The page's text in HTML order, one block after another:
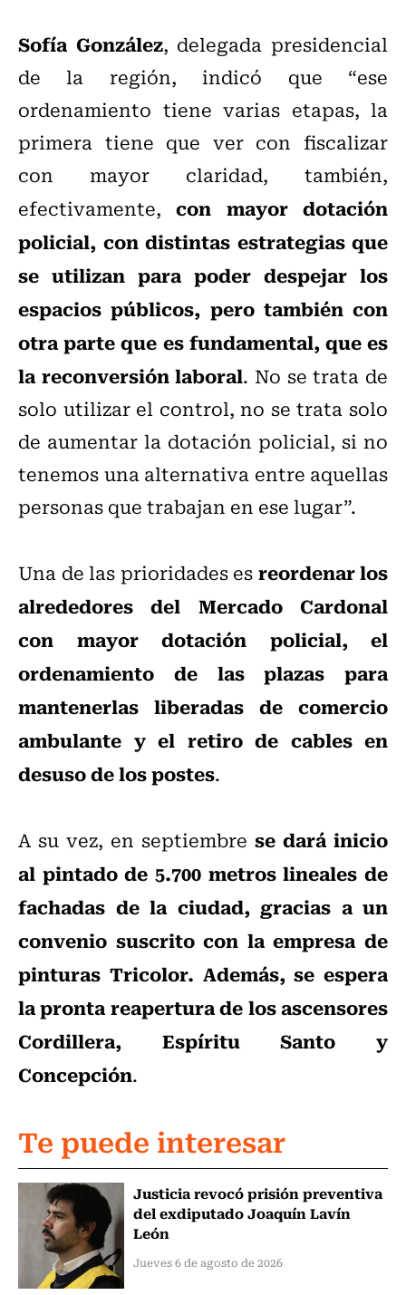
Sofía González, delegada presidencial
de la región, indicó que “ese
ordenamiento tiene varias etapas, la
primera tiene que ver con fiscalizar
con mayor claridad, también,
efectivamente,con mayor dotación
policial, con distintas estrategias que
se utilizan para poder despejar los
espacios públicos, pero también con
otra parte que es fundamental, que es
la reconversión laboral. No se trata de
solo utilizar el control, no se trata solo
de aumentar la dotación policial, si no
tenemos una alternativa entre aquellas
personas que trabajan en ese lugar”.
Una de las prioridades esreordenar los
alrededores del Mercado Cardonal
con mayor dotación policial, el
ordenamiento de las plazas para
mantenerlas liberadas de comercio
ambulante y el retiro de cables en
desuso de los postes.
A su vez, en septiembre se dará inicio
al pintado de 5.700 metros lineales de
fachadas de la ciudad, gracias a un
convenio suscrito con la empresa de
pinturas Tricolor. Además, se espera
la pronta reapertura de los ascensores
Cordillera, Espíritu Santo y
Concepción.
Te puede interesar
Justicia revocó prisión preventiva
del exdiputado Joaquín Lavín
León
Jueves 6 de agosto de 2026